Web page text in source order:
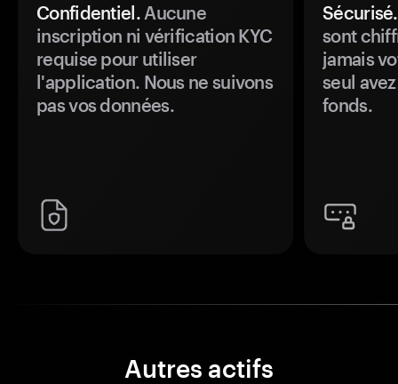
Confidentiel.Aucune
inscription ni vérification KYC
requise pour utiliser
l'application. Nous ne suivons
pas vos données.
Sécurisé.
sont
jamais
seul
fonds.
Autres actifs